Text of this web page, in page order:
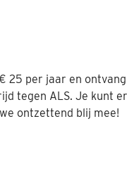
25 per jaar en
tegen ALS. Je kunt
ontzettend blij mee!